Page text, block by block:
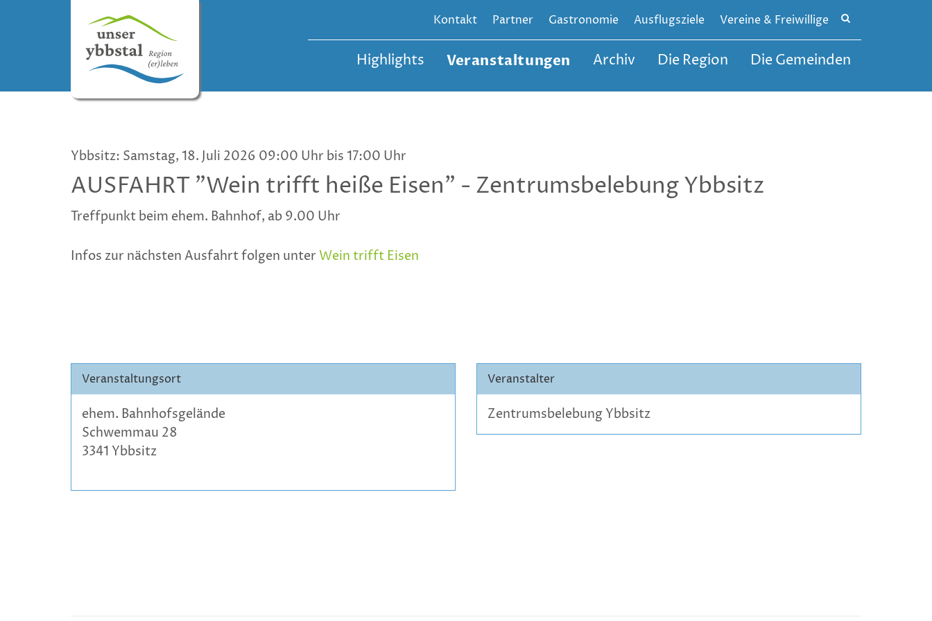
Kontakt Partner Gastronomie Ausflugsziele Vereine & Freiwillige
Site
toggle
Highlights Veranstaltungen Archiv Die Region Die Gemeinden
Ybbsitz: Samstag, 18. Juli 2026 09:00 Uhr bis 17:00 Uhr
AUSFAHRT "Wein trifft heiße Eisen" - Zentrumsbelebung Ybbsitz
Treffpunkt beim ehem. Bahnhof, ab 9.00 Uhr
Infos zur nächsten Ausfahrt folgen unter Wein trifft Eisen
Veranstaltungsort
ehem. Bahnhofsgelände
Schwemmau 28
3341 Ybbsitz
Veranstalter
Zentrumsbelebung Ybbsitz